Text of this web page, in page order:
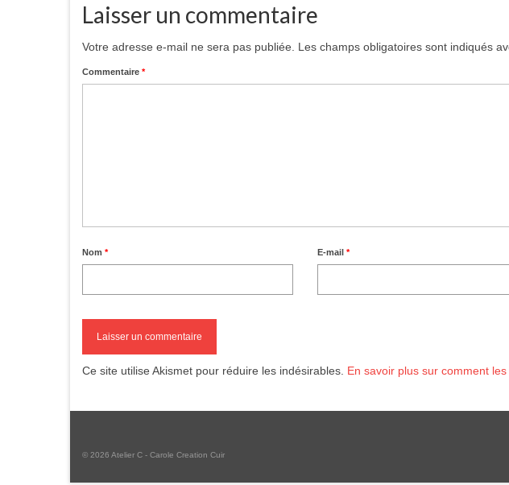
Laisser un commentaire
Votre adresse e-mail ne sera pas publiée. Les champs obligatoires sont indiqués
Commentaire *
Nom * E-mail*
Ce site utilise Akismet pour réduire les indésirables. En savoir plus sur comment
© 2026 Atelier C - Carole Creation Cuir